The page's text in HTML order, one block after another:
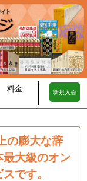
料金 新規入会
の膨大な辞
大級のオン
です。